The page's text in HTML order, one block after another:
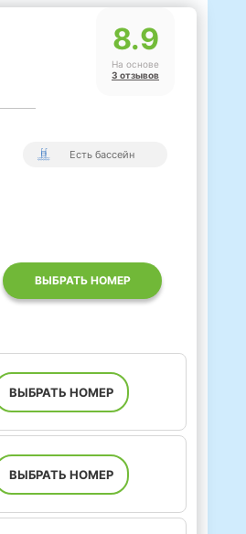
8.9
На основе
3 отзывов
Есть бассейн
ВЫБРАТЬ НОМЕР
ВЫБРАТЬ НОМЕР
ВЫБРАТЬ НОМЕР